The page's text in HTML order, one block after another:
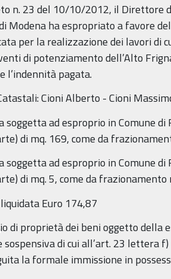
n. 23 del 10/10/2012, il Direttore
Modena ha espropriato a favore
per la realizzazione dei lavori di
di potenziamento dell’Alto
l’indennità pagata.
Cioni Alberto - Cioni
soggetta ad esproprio in Comune di
di mq. 169, come da
soggetta ad esproprio in Comune di
di mq. 5, come da
Euro 174,87
di proprietà dei beni oggetto della
sospensiva di cui all’art. 23 lettera
la formale immissione in